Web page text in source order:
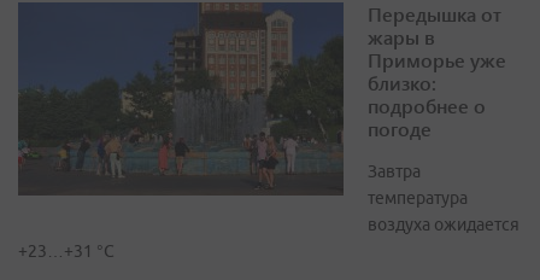
Передышка от
жары в
Приморье уже
близко:
подробнее о
погоде
Завтра
температура
воздуха ожидается
+23…+31 °C